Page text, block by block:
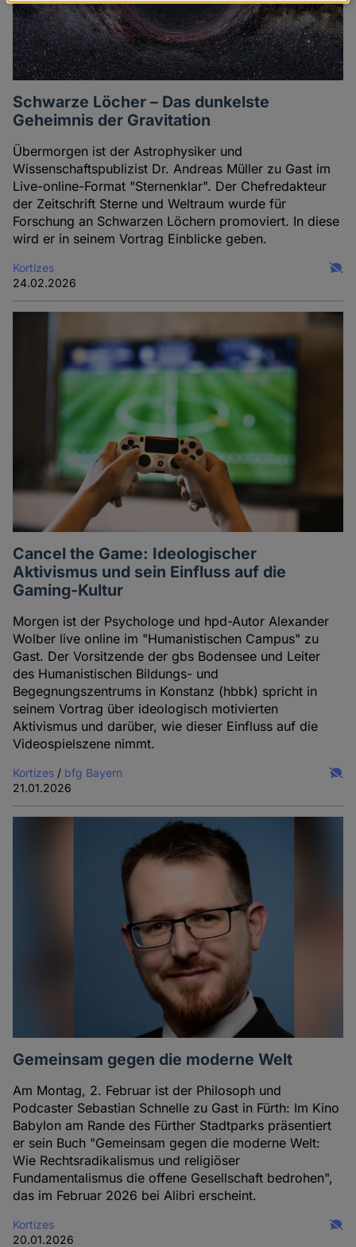
Schwarze Löcher – Das dunkelste
Geheimnis der Gravitation
Übermorgen ist der Astrophysiker und
Wissenschaftspublizist Dr. Andreas Müller zu Gast im
Live-online-Format "Sternenklar". Der Chefredakteur
der Zeitschrift Sterne und Weltraum wurde für
Forschung an Schwarzen Löchern promoviert. In diese
wird er in seinem Vortrag Einblicke geben.
Kortizes
24.02.2026
Cancel the Game: Ideologischer
Aktivismus und sein Einfluss auf die
Gaming-Kultur
Morgen ist der Psychologe und hpd-Autor Alexander
Wolber live online im "Humanistischen Campus" zu
Gast. Der Vorsitzende der gbs Bodensee und Leiter
des Humanistischen Bildungs- und
Begegnungszentrums in Konstanz (hbbk) spricht in
seinem Vortrag über ideologisch motivierten
Aktivismus und darüber, wie dieser Einfluss auf die
Videospielszene nimmt.
Kortizes / bfg Bayern
21.01.2026
Gemein­sam gegen die moderne Welt
Am Montag, 2. Februar ist der Philosoph und
Podcaster Sebastian Schnelle zu Gast in Fürth: Im Kino
Babylon am Rande des Fürther Stadtparks präsentiert
er sein Buch "Gemeinsam gegen die moderne Welt:
Wie Rechtsradikalismus und religiöser
Fundamentalismus die offene Gesellschaft bedrohen",
das im Februar 2026 bei Alibri erscheint.
Kortizes
20.01.2026
Daten
und
Cookies